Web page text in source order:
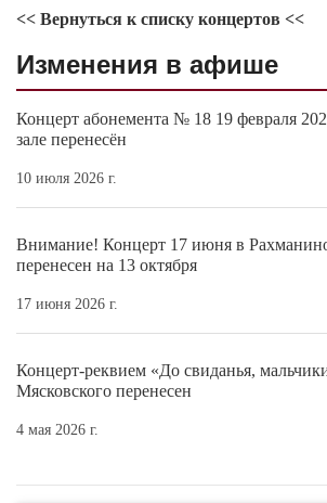
<< Вернуться к списку концертов <<
Изменения в афише
Концерт абонемента № 18 19 февраля
зале перенесён
10 июля 2026 г.
Внимание! Концерт 17 июня в
перенесен на 13 октября
17 июня 2026 г.
Концерт-реквием «До свиданья,
Мясковского перенесен
4 мая 2026 г.